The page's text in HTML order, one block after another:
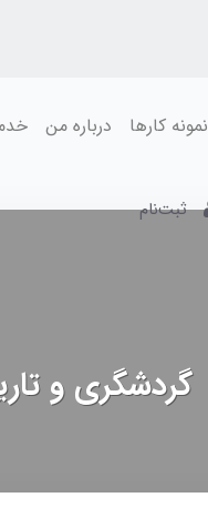
نمونه کارها درباره من
ثبت‌نام
گردشگری و